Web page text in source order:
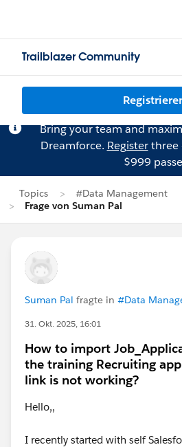
Trailblazer Community
Bring your team and
Dreamforce. Registerthree
$999
Topics
#Data Management
Frage von Suman Pal
Suman Pal fragte in #Data
31. Okt. 2025, 16:01
How to import
the training Recruiting
link is not working?
Hello,,
I recently started with self